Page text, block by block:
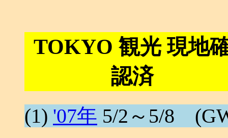
TOKYO 観光 現地
認済
(1) '07年 5/2～5/8